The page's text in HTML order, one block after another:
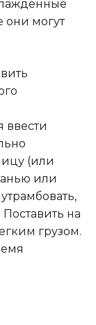
они могут
ввести
(или
или
Поставить на
грузом.